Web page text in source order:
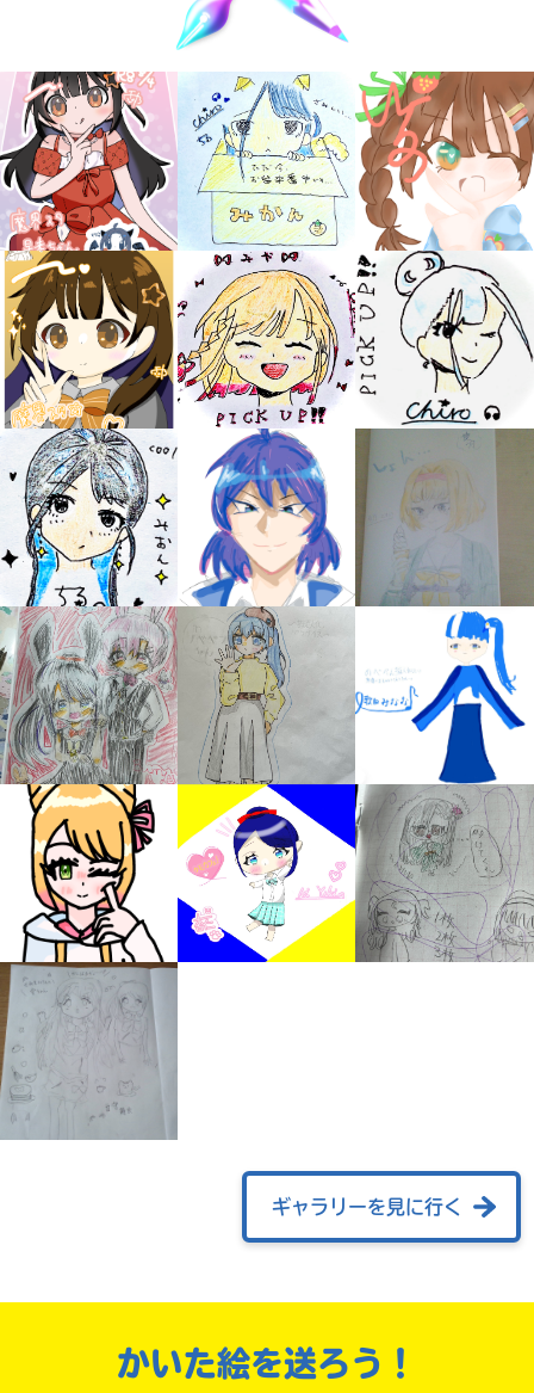
見られる
みんなの絵が
見られる
ギャラリー
ギャラリーを見に行く
かいた絵を送ろう！